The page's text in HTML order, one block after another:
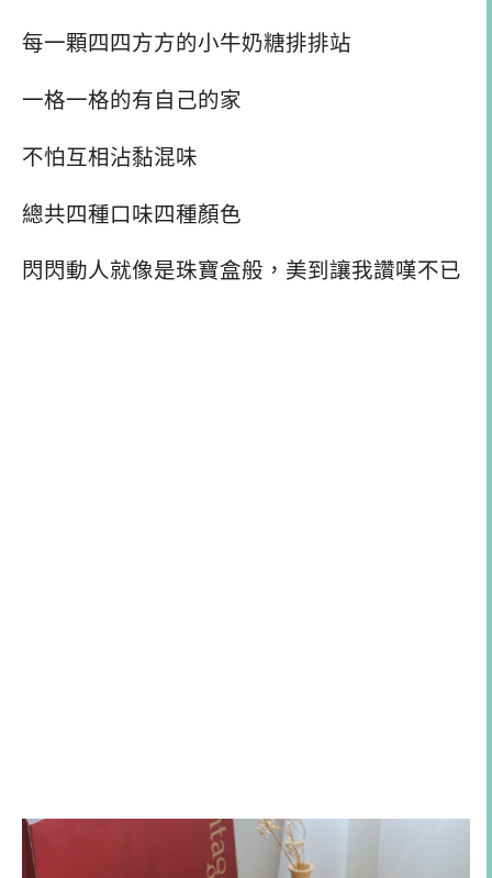
每一顆四四方方的小牛奶糖排排站
一格一格的有自己的家
不怕互相沾黏混味
總共四種口味四種顏色
閃閃動人就像是珠寶盒般，美到讓我讚嘆不已